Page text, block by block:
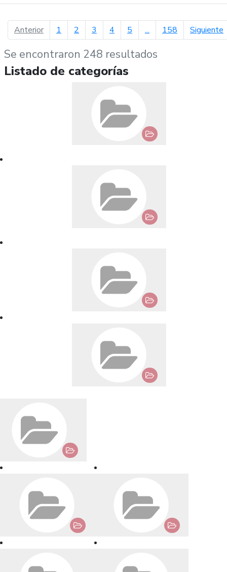
Anteriorpágina anterior
1 2 3 4 5 ... 158 Siguiente
Se encontraron 248 resultados
Listado de categorías